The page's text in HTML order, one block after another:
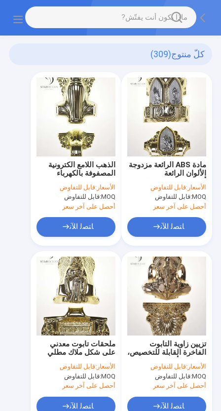
كلّ منتوج(309)
الذهب اللامع الكترونية
المصفوفة بالكهرباء
البلاستيكية زاوية التابوت
الزخرفية مقبض 24#
الأسعار:قابل للتفاوض
MOQ: قابل للتفاوض
أحصل على آخر سعر
ﺎﺘﺼﻟ ﺍﻶﻧ
مادة ABS الرائعة مزدوجة
الألوان الرائعة
أكسسوارات تزيين التابوت
الأسعار:قابل للتفاوض
MOQ: قابل للتفاوض
أحصل على آخر سعر
ﺎﺘﺼﻟ ﺍﻶﻧ
ملحقات تابوت معدني
على شكل ملاك مطلي
بالذهب معتمد من قبل
SGS
الأسعار:قابل للتفاوض
MOQ: قابل للتفاوض
أحصل على آخر سعر
ﺎﺘﺼﻟ ﺍﻶﻧ
تزيين زاوية التابوت
الفاخرة القابلة للتخصيص،
مجموعة أجهزة التابوت
مع شريط فولاذ 18#
الأسعار:قابل للتفاوض
MOQ: قابل للتفاوض
أحصل على آخر سعر
ﺎﺘﺼﻟ ﺍﻶﻧ